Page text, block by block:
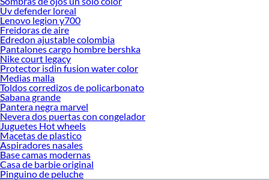
Uv defender loreal
Lenovo legion y700
Freidoras de aire
Edredon ajustable colombia
Pantalones cargo hombre bershka
Nike court legacy
Protector isdin fusion water color
Medias malla
Toldos corredizos de policarbonato
Sabana grande
Pantera negra marvel
Nevera dos puertas con congelador
Juguetes Hot wheels
Macetas de plastico
Aspiradores nasales
Base camas modernas
Casa de barbie original
Pinguino de peluche